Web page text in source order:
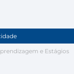
e Estágios